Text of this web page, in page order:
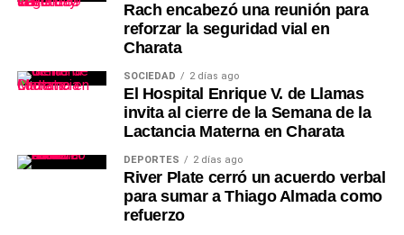
Rach encabezó una reunión para
reforzar la seguridad vial en
Charata
SOCIEDAD 2 días ago
El Hospital Enrique V. de Llamas
invita al cierre de la Semana de la
Lactancia Materna en Charata
DEPORTES 2 días ago
River Plate cerró un acuerdo verbal
para sumar a Thiago Almada como
refuerzo